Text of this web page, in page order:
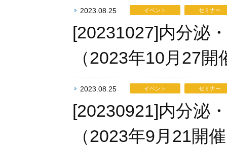
2023.08.25 イベント セミナー
[20231027]内分泌
（2023年10月27
2023.08.25 イベント セミナー
[20230921]内分泌
（2023年9月21開